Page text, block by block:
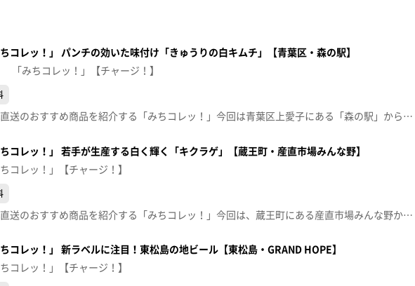
ちコレッ！」 パンチの効いた味付け「きゅうりの白キムチ」【青葉区・森の駅】
「みちコレッ！」【チャージ！】
産地直送のおすすめ商品を紹介する「みちコレッ！」今回は青葉区上愛子にある「森の駅」から「きゅうりの白キムチ」をご紹介！おいしさの秘密は“受け継がれた特製レシピ”パンチの効いた味付けがやみつきになるその秘密とは？【放送日：2026年8月4日】【放送局：東日本放送】
ちコレッ！」 若手が生産する白く輝く「キクラゲ」【蔵王町・産直市場みんな野】
ちコレッ！」【チャージ！】
産地直送のおすすめ商品を紹介する「みちコレッ！」今回は、蔵王町にある産直市場みんな野から若手生産者がつくる白く輝く森の宝石、希少な「白いキクラゲ」を紹介します【放送日：2026年7月21日】【放送局：東日本放送】
ちコレッ！」 新ラベルに注目！東松島の地ビール【東松島・GRAND HOPE】
ちコレッ！」【チャージ！】